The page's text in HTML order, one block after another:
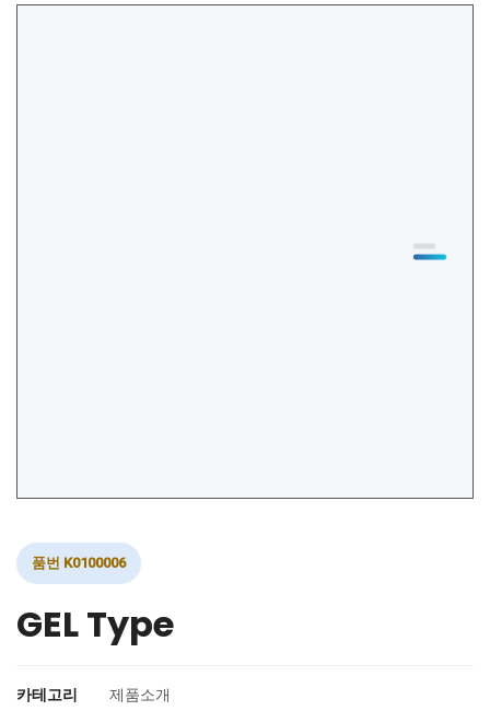
품번 K0100006
GEL Type
카테고리 제품소개